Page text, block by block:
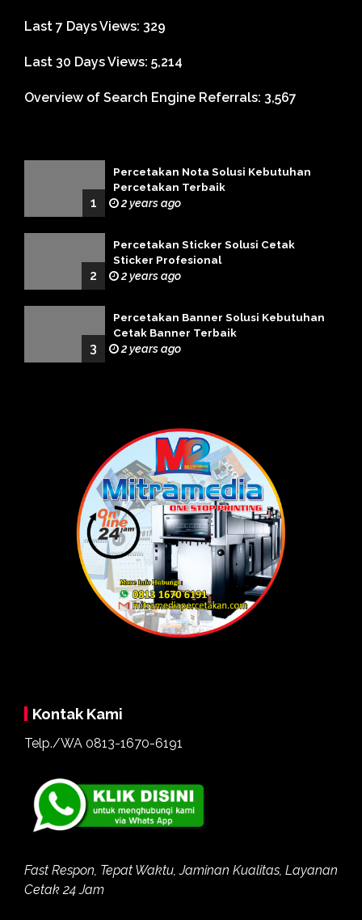
Last 7 Days Views: 329
Last 30 Days Views: 5,214
Overview of Search Engine Referrals: 3,567
1
Percetakan Nota Solusi Kebutuhan
Percetakan Terbaik
2 years ago
2
Percetakan Sticker Solusi Cetak
Sticker Profesional
2 years ago
3
Percetakan Banner Solusi Kebutuhan
Cetak Banner Terbaik
2 years ago
Kontak Kami
Telp./WA 0813-1670-6191
Fast Respon, Tepat Waktu, Jaminan Kualitas, Layanan
Cetak 24 Jam